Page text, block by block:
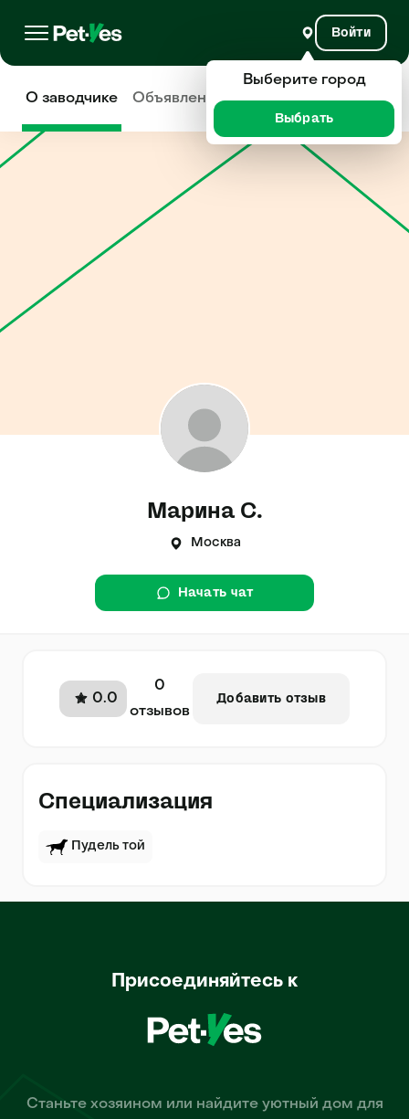
Войти
О заводчике Объявления Отзывы
Марина С.
Москва
Начать чат
0.0
0
отзывов
Добавить отзыв
Специализация
Пудель той
Присоединяйтесь к
Станьте хозяином или найдите уютный дом для
Выберите город
Выбрать